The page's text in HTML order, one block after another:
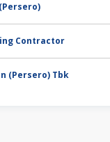
Contractor
(Persero) Tbk